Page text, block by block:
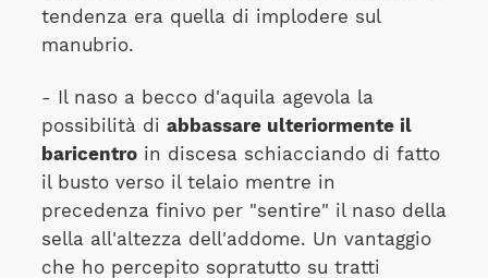
tendenza era quella di implodere sul
manubrio.
- Il naso a becco d'aquila agevola la
possibilità di abbassare ulteriormente il
baricentroin discesa schiacciando di fatto
il busto verso il telaio mentre in
precedenza finivo per "sentire" il naso della
sella all'altezza dell'addome. Un vantaggio
che ho percepito sopratutto su tratti